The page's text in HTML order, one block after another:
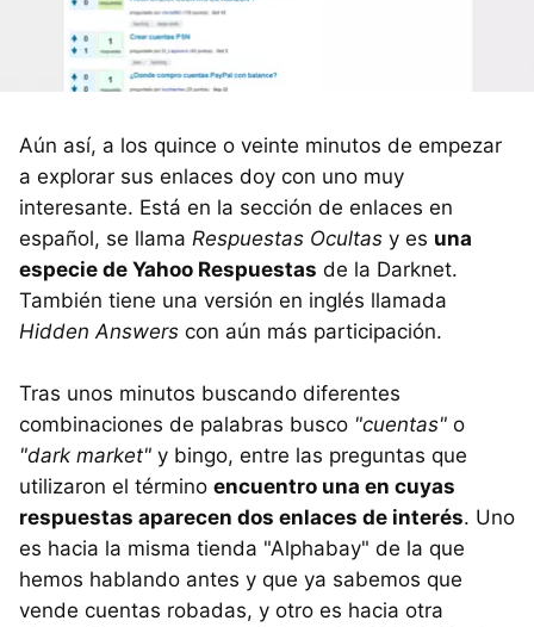
Aún así, a los quince o veinte minutos de empezar
a explorar sus enlaces doy con uno muy
interesante. Está en la sección de enlaces en
español, se llama Respuestas Ocultas y es una
especie de Yahoo Respuestas de la Darknet.
También tiene una versión en inglés llamada
Hidden Answers con aún más participación.
Tras unos minutos buscando diferentes
combinaciones de palabras busco "cuentas" o
"dark market" y bingo, entre las preguntas que
utilizaron el término encuentro una en cuyas
respuestas aparecen dos enlaces de interés. Uno
es hacia la misma tienda "Alphabay" de la que
hemos hablando antes y que ya sabemos que
vende cuentas robadas, y otro es hacia otra